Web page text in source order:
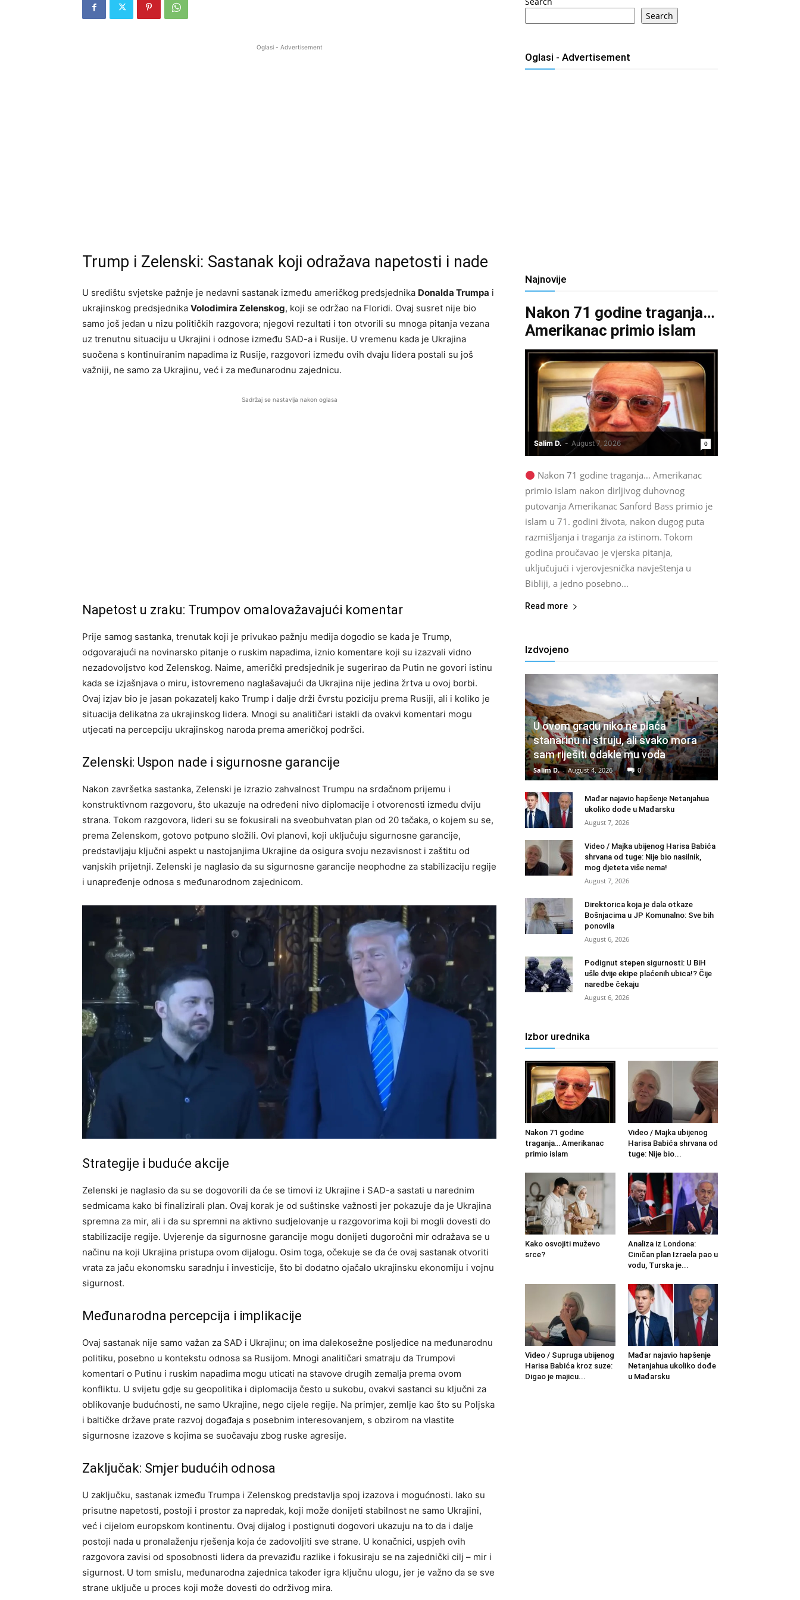
Oglasi - Advertisement
Trump i Zelenski: Sastanak koji odražava napetosti i nade
U središtu svjetske pažnje je nedavni sastanak između američkog predsjednika Donalda Trumpa i
ukrajinskog predsjednika Volodimira Zelenskog, koji se održao na Floridi. Ovaj susret nije bio
samo još jedan u nizu političkih razgovora; njegovi rezultati i ton otvorili su mnoga pitanja vezana
uz trenutnu situaciju u Ukrajini i odnose između SAD-a i Rusije. U vremenu kada je Ukrajina
suočena s kontinuiranim napadima iz Rusije, razgovori između ovih dvaju lidera postali su još
važniji, ne samo za Ukrajinu, već i za međunarodnu zajednicu.
Sadržaj se nastavlja nakon oglasa
Napetost u zraku: Trumpov omalovažavajući komentar
Prije samog sastanka, trenutak koji je privukao pažnju medija dogodio se kada je Trump,
odgovarajući na novinarsko pitanje o ruskim napadima, iznio komentare koji su izazvali vidno
nezadovoljstvo kod Zelenskog. Naime, američki predsjednik je sugerirao da Putin ne govori istinu
kada se izjašnjava o miru, istovremeno naglašavajući da Ukrajina nije jedina žrtva u ovoj borbi.
Ovaj izjav bio je jasan pokazatelj kako Trump i dalje drži čvrstu poziciju prema Rusiji, ali i koliko je
situacija delikatna za ukrajinskog lidera. Mnogi su analitičari istakli da ovakvi komentari mogu
utjecati na percepciju ukrajinskog naroda prema američkoj podršci.
Zelenski: Uspon nade i sigurnosne garancije
Nakon završetka sastanka, Zelenski je izrazio zahvalnost Trumpu na srdačnom prijemu i
konstruktivnom razgovoru, što ukazuje na određeni nivo diplomacije i otvorenosti između dviju
strana. Tokom razgovora, lideri su se fokusirali na sveobuhvatan plan od 20 tačaka, o kojem su se,
prema Zelenskom, gotovo potpuno složili. Ovi planovi, koji uključuju sigurnosne garancije,
predstavljaju ključni aspekt u nastojanjima Ukrajine da osigura svoju nezavisnost i zaštitu od
vanjskih prijetnji. Zelenski je naglasio da su sigurnosne garancije neophodne za stabilizaciju regije
i unapređenje odnosa s međunarodnom zajednicom.
Strategije i buduće akcije
Zelenski je naglasio da su se dogovorili da će se timovi iz Ukrajine i SAD-a sastati u narednim
sedmicama kako bi finalizirali plan. Ovaj korak je od suštinske važnosti jer pokazuje da je Ukrajina
spremna za mir, ali i da su spremni na aktivno sudjelovanje u razgovorima koji bi mogli dovesti do
stabilizacije regije. Uvjerenje da sigurnosne garancije mogu donijeti dugoročni mir odražava se u
načinu na koji Ukrajina pristupa ovom dijalogu. Osim toga, očekuje se da će ovaj sastanak otvoriti
vrata za jaču ekonomsku saradnju i investicije, što bi dodatno ojačalo ukrajinsku ekonomiju i vojnu
sigurnost.
Međunarodna percepcija i implikacije
Ovaj sastanak nije samo važan za SAD i Ukrajinu; on ima dalekosežne posljedice na međunarodnu
politiku, posebno u kontekstu odnosa sa Rusijom. Mnogi analitičari smatraju da Trumpovi
komentari o Putinu i ruskim napadima mogu uticati na stavove drugih zemalja prema ovom
konfliktu. U svijetu gdje su geopolitika i diplomacija često u sukobu, ovakvi sastanci su ključni za
oblikovanje budućnosti, ne samo Ukrajine, nego cijele regije. Na primjer, zemlje kao što su Poljska
i baltičke države prate razvoj događaja s posebnim interesovanjem, s obzirom na vlastite
sigurnosne izazove s kojima se suočavaju zbog ruske agresije.
Zaključak: Smjer budućih odnosa
U zaključku, sastanak između Trumpa i Zelenskog predstavlja spoj izazova i mogućnosti. Iako su
prisutne napetosti, postoji i prostor za napredak, koji može donijeti stabilnost ne samo Ukrajini,
već i cijelom europskom kontinentu. Ovaj dijalog i postignuti dogovori ukazuju na to da i dalje
postoji nada u pronalaženju rješenja koja će zadovoljiti sve strane. U konačnici, uspjeh ovih
razgovora zavisi od sposobnosti lidera da prevaziđu razlike i fokusiraju se na zajednički cilj – mir i
sigurnost. U tom smislu, međunarodna zajednica također igra ključnu ulogu, jer je važno da se sve
strane uključe u proces koji može dovesti do održivog mira.
Search
Oglasi - Advertisement
Najnovije
Nakon 71 godine traganja…
Amerikanac primio islam
Salim D. - August 7, 2026 0
Nakon 71 godine traganja… Amerikanac
primio islam nakon dirljivog duhovnog
putovanja Amerikanac Sanford Bass primio je
islam u 71. godini života, nakon dugog puta
razmišljanja i traganja za istinom. Tokom
godina proučavao je vjerska pitanja,
uključujući i vjerovjesnička navještenja u
Bibliji, a jedno posebno...
Read more
Izdvojeno
U ovom gradu niko ne plaća
stanarinu ni struju, ali svako mora
sam riješiti odakle mu voda
Salim D. - August 4, 2026 0
Mađar najavio hapšenje Netanjahua
ukoliko dođe u Mađarsku
August 7, 2026
Video / Majka ubijenog Harisa Babića
shrvana od tuge: Nije bio nasilnik,
mog djeteta više nema!
August 7, 2026
Direktorica koja je dala otkaze
Bošnjacima u JP Komunalno: Sve bih
ponovila
August 6, 2026
Podignut stepen sigurnosti: U BiH
ušle dvije ekipe plaćenih ubica!? Čije
naredbe čekaju
August 6, 2026
Izbor urednika
Nakon 71 godine
traganja… Amerikanac
primio islam
Video / Majka ubijenog
Harisa Babića shrvana od
tuge: Nije bio...
Kako osvojiti muževo
srce?
Analiza iz Londona:
Ciničan plan Izraela pao u
vodu, Turska je...
Video / Supruga ubijenog
Harisa Babića kroz suze:
Digao je majicu...
Mađar najavio hapšenje
Netanjahua ukoliko dođe
u Mađarsku